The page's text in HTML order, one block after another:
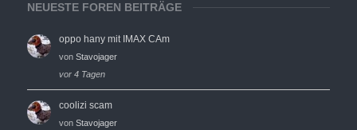
NEUESTE FOREN BEITRÄGE
oppo hany mit IMAX CAm
von Stavojager
vor 4 Tagen
coolizi scam
von Stavojager